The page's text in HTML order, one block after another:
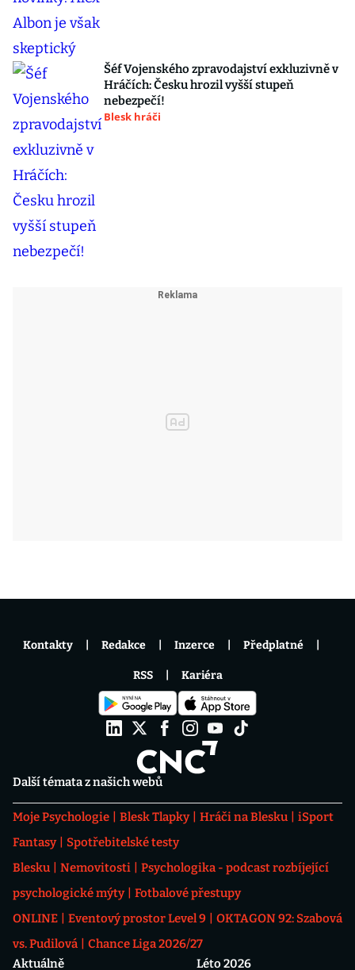
Šéf Vojenského zpravodajství exkluzivně v
Hráčích: Česku hrozil vyšší stupeň
nebezpečí!
Blesk hráči
Další témata z našich webů
Moje Psychologie Blesk Tlapky Hráči na Blesku
iSport
Fantasy
Spotřebitelské testy
Blesku
Nemovitosti
Psychologika - podcast rozbíjející
psychologické mýty
Fotbalové přestupy
ONLINE
Eventový prostor Level 9
OKTAGON 92: Szabová
vs. Pudilová
Chance Liga 2026/27
Aktuálně
Léto 2026
Kontakty Redakce Inzerce Předplatné
RSS Kariéra